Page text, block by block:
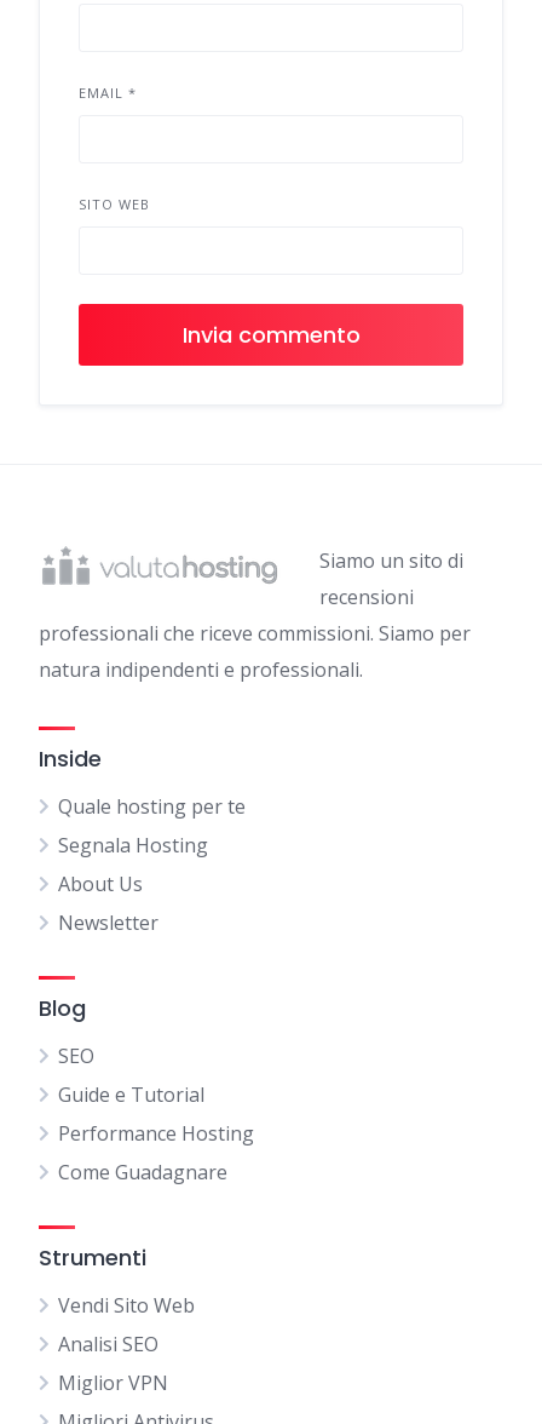
EMAIL *
SITO WEB
Siamo un sito di
recensioni
professionali che riceve commissioni. Siamo per
natura indipendenti e professionali.
Inside
Quale hosting per te
Segnala Hosting
About Us
Newsletter
Blog
SEO
Guide e Tutorial
Performance Hosting
Come Guadagnare
Strumenti
Vendi Sito Web
Analisi SEO
Miglior VPN